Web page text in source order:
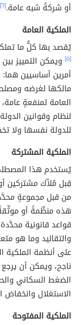
أو شركةً شبه عامة.[٦]
الملكية العامة
يُقصد بها كلُّ ما
[٥]
ويمكن التمييز
أمرين أساسيين هما:
مالكها لغرضه
العامة لمنفعةٍ
لنظام وقوانين
للدولة نفسها ولا
الملكية المشتركة
يُستخدم هذا
قِبل مُلاّك مشتركين
من قبل مجموعةٍ
هذه منظّمةً أو
قواعد قانونية
والتقاليد وما هو
على أنظمة الملكية
ناجح، ويمكن أن
الضغط السكاني
الاستغلال وانخفاض
الملكية المفتوحة